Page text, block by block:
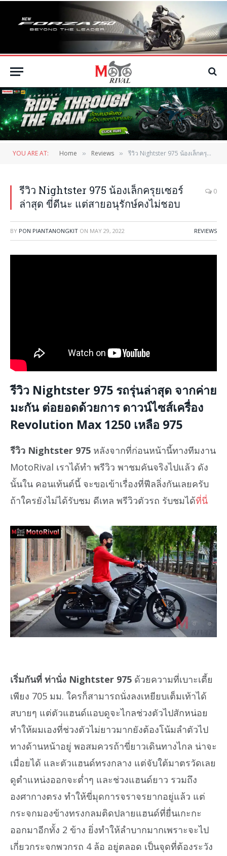
YOU ARE AT: Home » Reviews » รีวิว Nightster 975 น้องเล็กครุยเซอร์ล่าสุด ขี่ดีนะ แต่สายอนุรักษ์คงไม่ชอบ
รีวิว Nightster 975 น้องเล็กครุยเซอร์
ล่าสุด ขี่ดีนะ แต่สายอนุรักษ์คงไม่ชอบ
0
BY PON PIANTANONGKIT ON MAY 29, 2022 REVIEWS
รีวิว Nightster 975 รถรุ่นล่าสุด จากค่าย
มะกัน ต่อยอดด้วยการ ดาวน์ไซส์เครื่อง
Revolution Max 1250 เหลือ 975
รีวิว Nightster 975 หลังจากที่ก่อนหน้านี้ทางทีมงาน
MotoRival เราได้ทำ พรีวิว พาชมคันจริงไปแล้ว ดัง
นั้นใน คอนเท้นต์นี้ จะขอเข้าเรื่องที่ฟีลลิ่งกันเลยครับ
ถ้าใครยังไม่ได้รับชม ดีเทล พรีวิวตัวรถ รับชมได้ที่นี่
เริ่มกันที่ ท่านั่ง Nightster 975 ด้วยความที่เบาะเตี้ย
เพียง 705 มม. ใครก็สามารถนั่งลงเหยียบเต็มเท้าได้
สบายๆ แต่ตัวแฮนด์แอบดูจะไกลช่วงตัวไปสักหน่อย
ทำให้ผมเองที่ช่วงตัวไม่ยาวมากยังต้องโน้มลำตัวไป
ทางด้านหน้าอยู่ พอสมควรถ้าขี่ยาวเดินทางไกล น่าจะ
เมื่อยได้ และตัวแฮนด์ทรงกลาง แต่จับใต้มาตรวัดเลย
ดูตำแหน่งออกจะต่ำๆ และช่วงแฮนด์ยาว รวมถึง
องศากางตรง ทำให้ขี่มุดการจราจรยากอยู่แล้ว แต่
กระจกมองข้างทรงกลมติดปลายแฮนด์ที่ยื่นเกะกะ
ออกมาอีกทั้ง 2 ข้าง ยิ่งทำให้ลำบากมากเพราะจะไป
เกี่ยวกระจกพวกรถ 4 ล้อ อยู่ตลอด เป็นจุดที่ต้องระวัง